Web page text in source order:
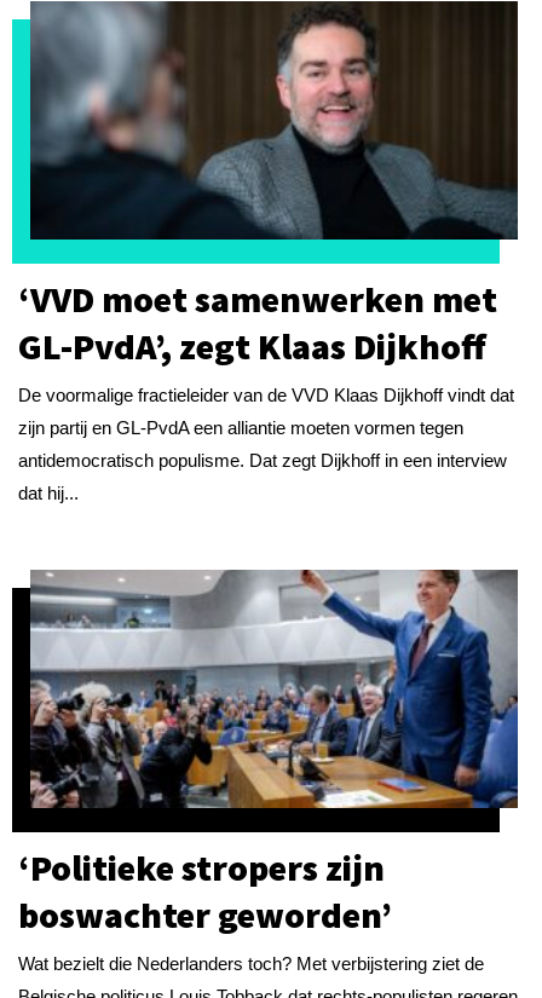
‘VVD moet samenwerken met
GL-PvdA’, zegt Klaas Dijkhoff
De voormalige fractieleider van de VVD Klaas Dijkhoff vindt dat
zijn partij en GL-PvdA een alliantie moeten vormen tegen
antidemocratisch populisme. Dat zegt Dijkhoff in een interview
dat hij...
‘Politieke stropers zijn
boswachter geworden’
Wat bezielt die Nederlanders toch? Met verbijstering ziet de